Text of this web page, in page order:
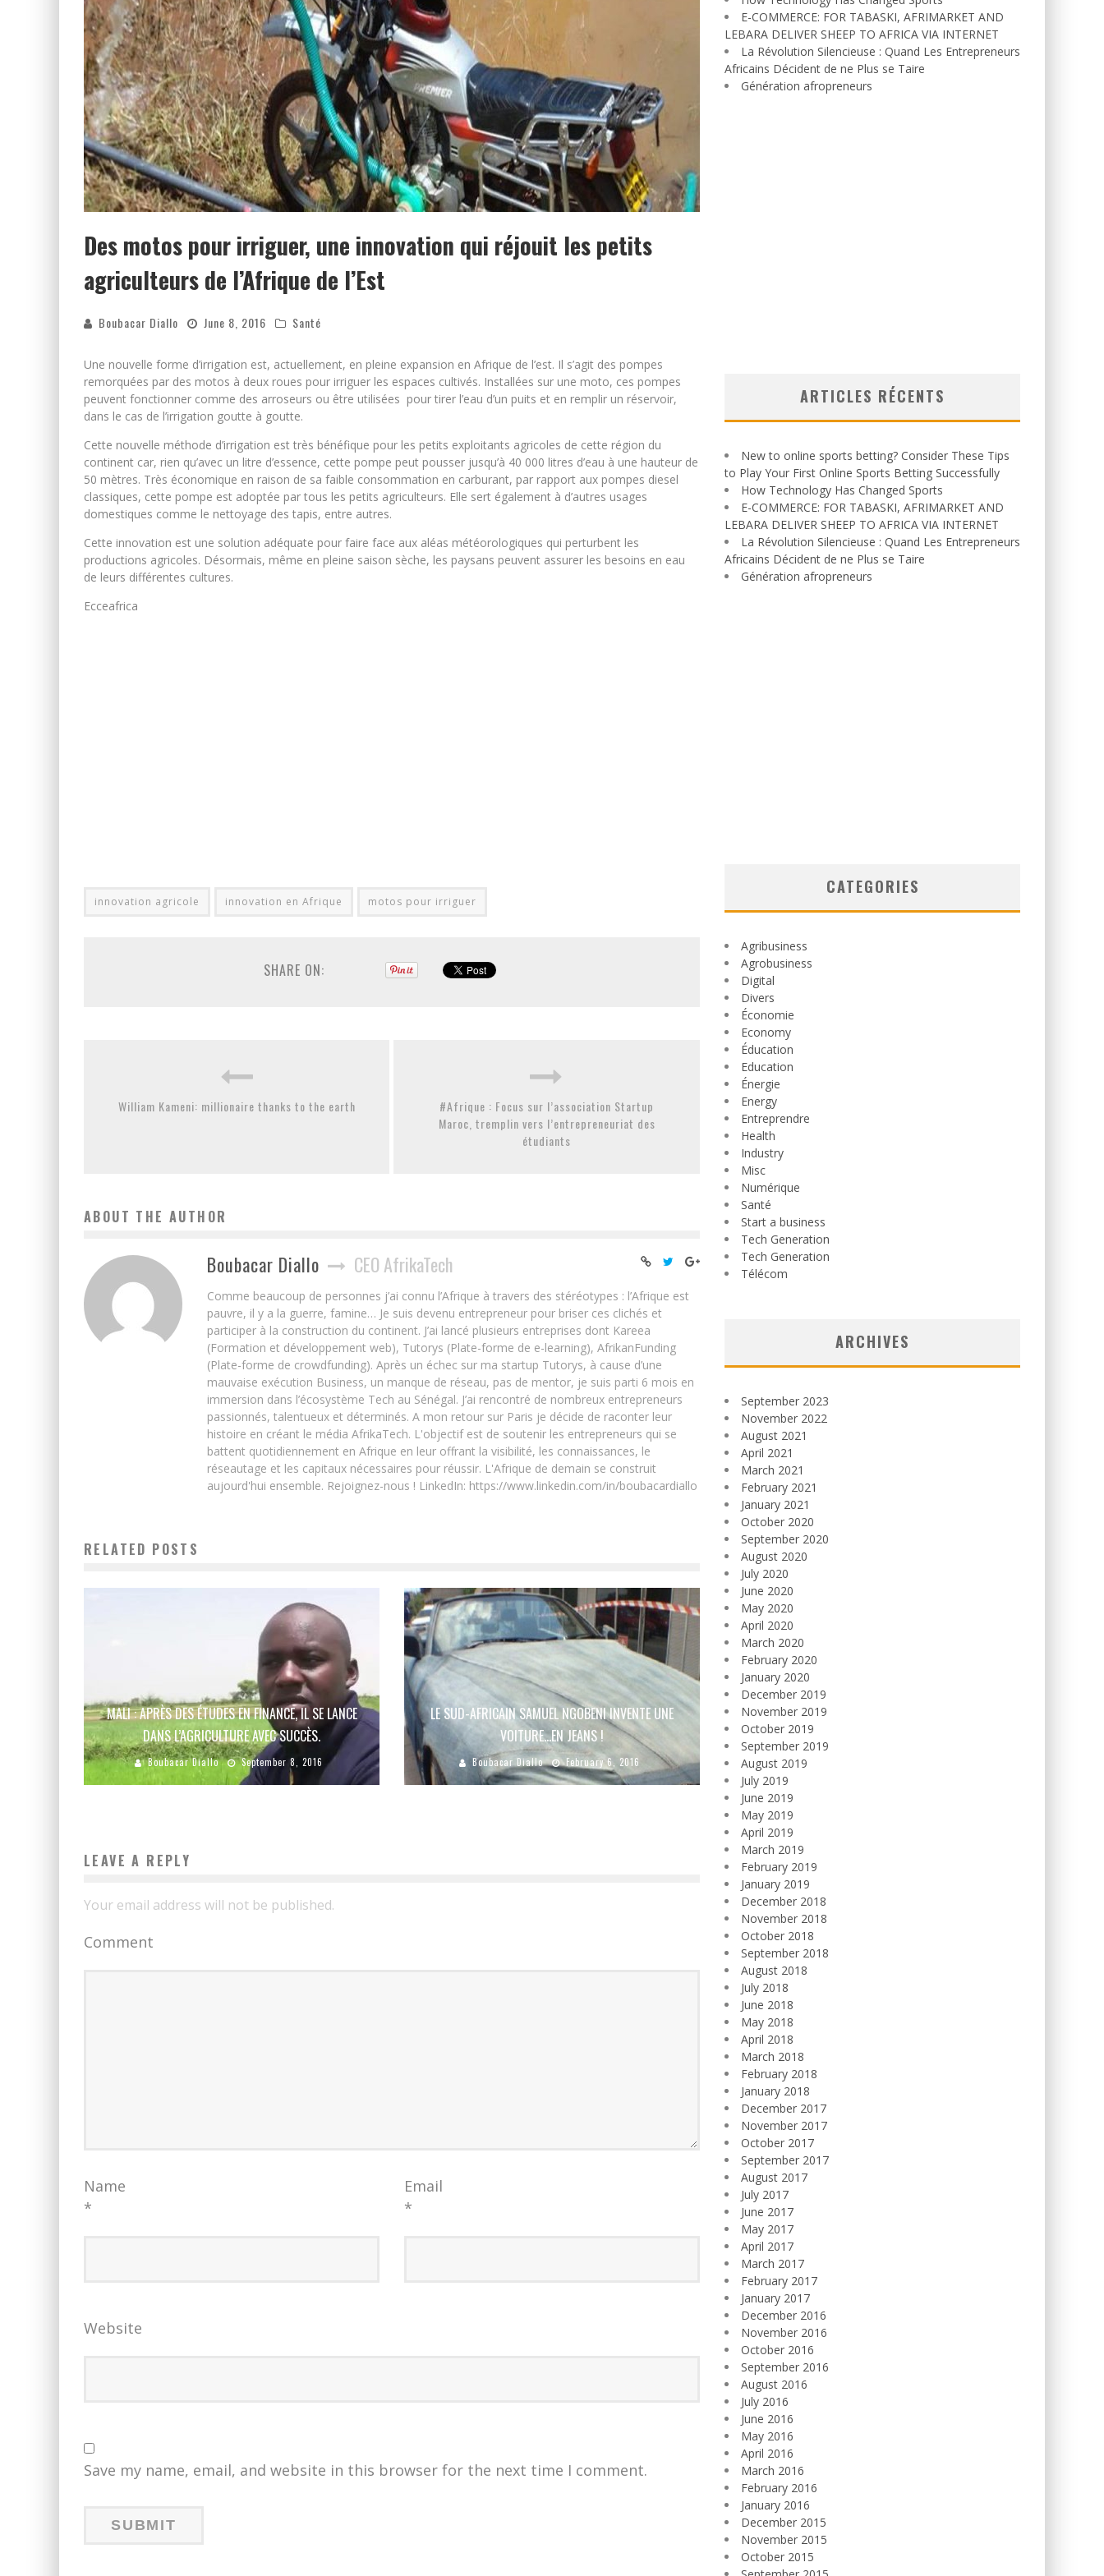
Des motos pour irriguer, une innovation qui réjouit les petits
agriculteurs de l’Afrique de l’Est
Boubacar Diallo June 8, 2016 Santé
Une nouvelle forme d’irrigation est, actuellement, en pleine expansion en Afrique de l’est. Il s’agit des pompes
remorquées par des motos à deux roues pour irriguer les espaces cultivés. Installées sur une moto, ces pompes
peuvent fonctionner comme des arroseurs ou être utilisées pour tirer l’eau d’un puits et en remplir un réservoir,
dans le cas de l’irrigation goutte à goutte.
Cette nouvelle méthode d’irrigation est très bénéfique pour les petits exploitants agricoles de cette région du
continent car, rien qu’avec un litre d’essence, cette pompe peut pousser jusqu’à 40 000 litres d’eau à une hauteur de
50 mètres. Très économique en raison de sa faible consommation en carburant, par rapport aux pompes diesel
classiques, cette pompe est adoptée par tous les petits agriculteurs. Elle sert également à d’autres usages
domestiques comme le nettoyage des tapis, entre autres.
Cette innovation est une solution adéquate pour faire face aux aléas météorologiques qui perturbent les
productions agricoles. Désormais, même en pleine saison sèche, les paysans peuvent assurer les besoins en eau
de leurs différentes cultures.
Ecceafrica
innovation agricole innovation en Afrique motos pour irriguer
SHARE ON:
William Kameni: millionaire thanks to the earth
#Afrique : Focus sur l’association Startup
Maroc, tremplin vers l’entrepreneuriat des
étudiants
ABOUT THE AUTHOR
Boubacar Diallo CEO AfrikaTech
Comme beaucoup de personnes j’ai connu l’Afrique à travers des stéréotypes : l’Afrique est
pauvre, il y a la guerre, famine… Je suis devenu entrepreneur pour briser ces clichés et
participer à la construction du continent. J’ai lancé plusieurs entreprises dont Kareea
(Formation et développement web), Tutorys (Plate-forme de e-learning), AfrikanFunding
(Plate-forme de crowdfunding). Après un échec sur ma startup Tutorys, à cause d’une
mauvaise exécution Business, un manque de réseau, pas de mentor, je suis parti 6 mois en
immersion dans l’écosystème Tech au Sénégal. J’ai rencontré de nombreux entrepreneurs
passionnés, talentueux et déterminés. A mon retour sur Paris je décide de raconter leur
histoire en créant le média AfrikaTech. L'objectif est de soutenir les entrepreneurs qui se
battent quotidiennement en Afrique en leur offrant la visibilité, les connaissances, le
réseautage et les capitaux nécessaires pour réussir. L'Afrique de demain se construit
aujourd'hui ensemble. Rejoignez-nous ! LinkedIn: https://www.linkedin.com/in/boubacardiallo
RELATED POSTS
MALI : APRÈS DES ÉTUDES EN FINANCE, IL SE LANCE
DANS L’AGRICULTURE AVEC SUCCÈS.
Boubacar Diallo September 8, 2016
LE SUD-AFRICAIN SAMUEL NGOBENI INVENTE UNE
VOITURE…EN JEANS !
Boubacar Diallo February 6, 2016
LEAVE A REPLY
Your email address will not be published.
Comment
Name
*
Email
*
Website
Save my name, email, and website in this browser for the next time I comment.
E-COMMERCE: FOR TABASKI, AFRIMARKET AND
LEBARA DELIVER SHEEP TO AFRICA VIA INTERNET
La Révolution Silencieuse : Quand Les Entrepreneurs
Africains Décident de ne Plus se Taire
Génération afropreneurs
ARTICLES RÉCENTS
New to online sports betting? Consider These Tips
to Play Your First Online Sports Betting Successfully
How Technology Has Changed Sports
E-COMMERCE: FOR TABASKI, AFRIMARKET AND
LEBARA DELIVER SHEEP TO AFRICA VIA INTERNET
La Révolution Silencieuse : Quand Les Entrepreneurs
Africains Décident de ne Plus se Taire
Génération afropreneurs
CATEGORIES
Agribusiness
Agrobusiness
Digital
Divers
Économie
Economy
Éducation
Education
Énergie
Energy
Entreprendre
Health
Industry
Misc
Numérique
Santé
Start a business
Tech Generation
Tech Generation
Télécom
ARCHIVES
September 2023
November 2022
August 2021
April 2021
March 2021
February 2021
January 2021
October 2020
September 2020
August 2020
July 2020
June 2020
May 2020
April 2020
March 2020
February 2020
January 2020
December 2019
November 2019
October 2019
September 2019
August 2019
July 2019
June 2019
May 2019
April 2019
March 2019
February 2019
January 2019
December 2018
November 2018
October 2018
September 2018
August 2018
July 2018
June 2018
May 2018
April 2018
March 2018
February 2018
January 2018
December 2017
November 2017
October 2017
September 2017
August 2017
July 2017
June 2017
May 2017
April 2017
March 2017
February 2017
January 2017
December 2016
November 2016
October 2016
September 2016
August 2016
July 2016
June 2016
May 2016
April 2016
March 2016
February 2016
January 2016
December 2015
November 2015
October 2015